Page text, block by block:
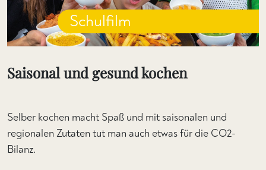
Schulfilm
Saisonal und gesund kochen
Selber kochen macht Spaß und mit saisonalen und
regionalen Zutaten tut man auch etwas für die CO2-
Bilanz.